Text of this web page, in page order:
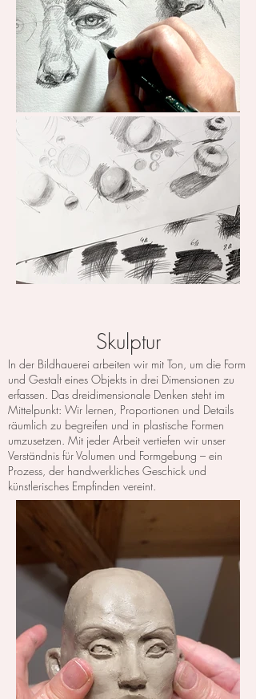
Skulptur
In der Bildhauerei arbeiten wir mit Ton, um die Form
und Gestalt eines Objekts in drei Dimensionen zu
erfassen. Das dreidimensionale Denken steht im
Mittelpunkt: Wir lernen, Proportionen und Details
räumlich zu begreifen und in plastische Formen
umzusetzen. Mit jeder Arbeit vertiefen wir unser
Verständnis für Volumen und Formgebung – ein
Prozess, der handwerkliches Geschick und
künstlerisches Empfinden vereint.